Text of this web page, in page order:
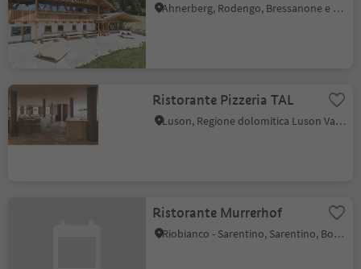
Ahnerberg, Rodengo, Bressanone e dintorni
Ristorante Pizzeria TAL
Luson, Regione dolomitica Luson Val di Funes
Ristorante Murrerhof
Riobianco - Sarentino, Sarentino, Bolzano e dintorni